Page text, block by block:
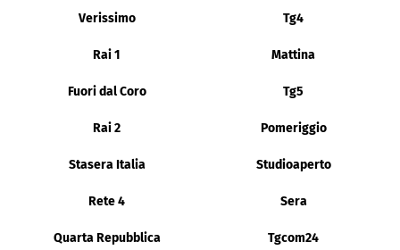
Verissimo Tg4
Rai 1 Mattina
Fuori dal Coro Tg5
Rai 2 Pomeriggio
Stasera Italia Studioaperto
Rete 4 Sera
Quarta Repubblica Tgcom24